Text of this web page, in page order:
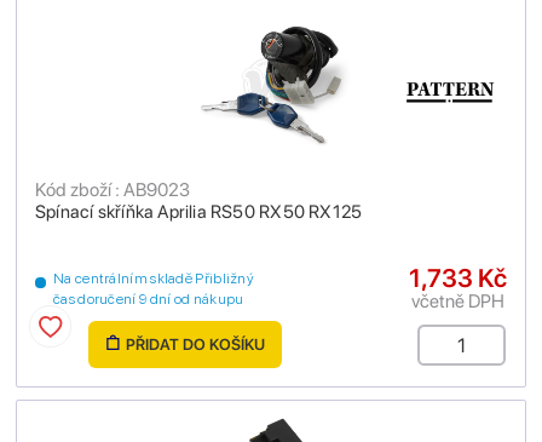
Spínací skříňka Aprilia RS50 RX50 RX125
Kód zboží : AB9023
Na centrálním skladě Přibližný
čas doručení 9 dní od nákupu
1,733 Kč
včetně DPH
PŘIDAT DO KOŠÍKU